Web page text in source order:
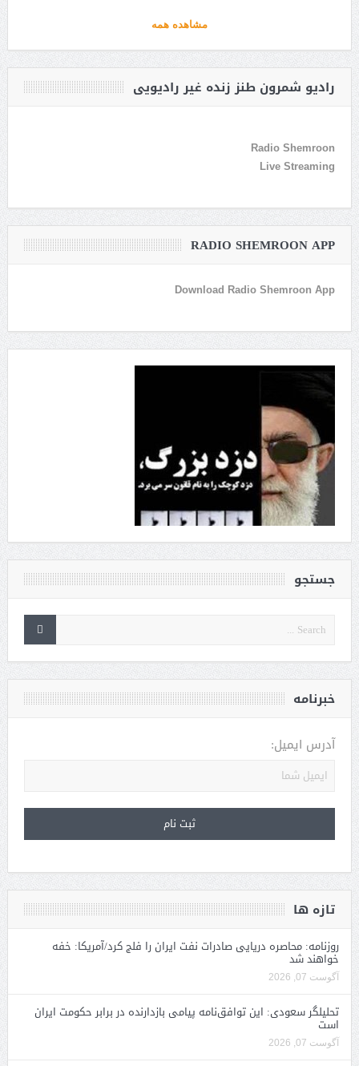
مشاهده همه
رادیو شمرون طنز زنده غیر رادیویی
Radio Shemroon
Live Streaming
RADIO SHEMROON APP
Download Radio Shemroon App
جستجو
خبرنامه
آدرس ایمیل:
تازه ها
روزنامه: محاصره دریایی صادرات نفت ایران را فلج کرد/آمریکا: خفه
خواهند شد
آگوست 07, 2026
تحلیلگر سعودی: این توافق‌نامه پیامی بازدارنده در برابر حکومت ایران
است
آگوست 07, 2026